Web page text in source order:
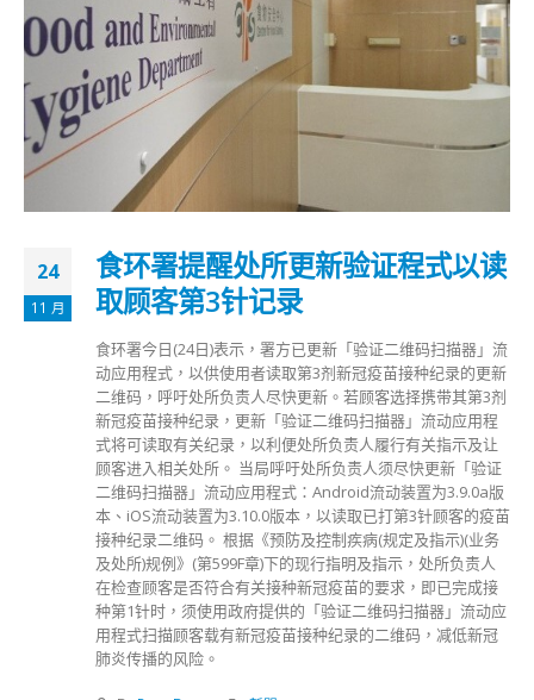
24
11 月
食环署提醒处所更新验证程式以读
取顾客第3针记录
食环署今日(24日)表示，署方已更新「验证二维码扫描器」流
动应用程式，以供使用者读取第3剂新冠疫苗接种纪录的更新
二维码，呼吁处所负责人尽快更新。若顾客选择携带其第3剂
新冠疫苗接种纪录，更新「验证二维码扫描器」流动应用程
式将可读取有关纪录，以利便处所负责人履行有关指示及让
顾客进入相关处所。 当局呼吁处所负责人须尽快更新「验证
二维码扫描器」流动应用程式：Android流动装置为3.9.0a版
本、iOS流动装置为3.10.0版本，以读取已打第3针顾客的疫苗
接种纪录二维码。 根据《预防及控制疾病(规定及指示)(业务
及处所)规例》(第599F章)下的现行指明及指示，处所负责人
在检查顾客是否符合有关接种新冠疫苗的要求，即已完成接
种第1针时，须使用政府提供的「验证二维码扫描器」流动应
用程式扫描顾客载有新冠疫苗接种纪录的二维码，减低新冠
肺炎传播的风险。